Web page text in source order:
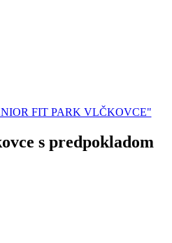
FIT PARK VLČKOVCE"
s predpokladom